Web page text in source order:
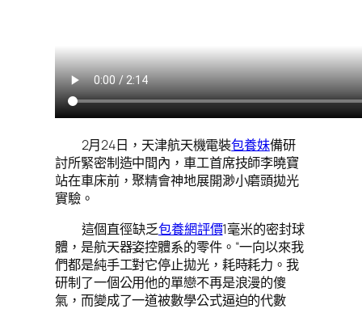
2月24日，天津航天機電裝包養妹備研
討所緊密制造中間內，車工首席技師李曉寶
站在車床前，聚精會神地展開渺小磨頭拋光
實驗。
這個直徑缺乏包養網評價1毫米的密封球
體，是航天器姿控體系的零件。“一向以來我
們都是純手工對它停止拋光，耗時耗力。我
研制了一個公用他的單戀不再是浪漫的傻
氣，而變成了一道被數學公式逼迫的代數